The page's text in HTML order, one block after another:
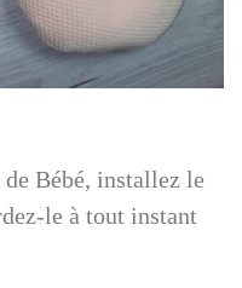
Bébé, installez le
le à tout instant